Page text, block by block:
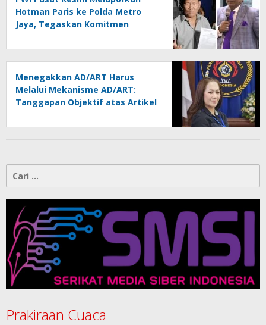
Hotman Paris ke Polda Metro
Jaya, Tegaskan Komitmen
Menegakkan AD/ART Harus
Melalui Mekanisme AD/ART:
Tanggapan Objektif atas Artikel
Konspirasi Melanggar Aturan”
untuk:
Prakiraan Cuaca